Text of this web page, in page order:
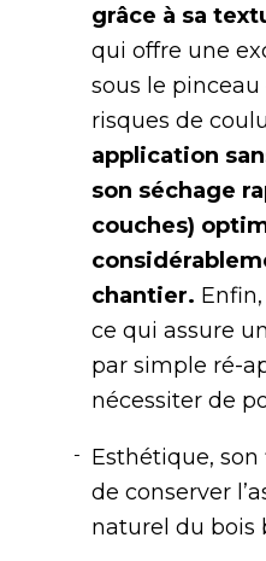
grâce à sa
qui offre une
sous le
risques de
application
son séchage
couches)
chantier.
ce qui assure
par simple ré-
nécessiter de
Esthétique,
de conserver
naturel du bois